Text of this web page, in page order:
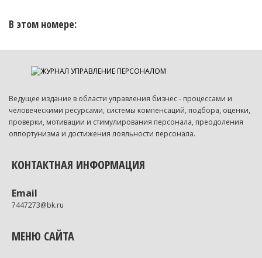
В этом номере:
Ведущее издание в области управления бизнес - процессами и
человеческими ресурсами, системы компенсаций, подбора, оценки,
проверки, мотивации и стимулирования персонала, преодоления
оппортунизма и достижения лояльности персонала.
КОНТАКТНАЯ ИНФОРМАЦИЯ
Email
7447273@bk.ru
МЕНЮ САЙТА